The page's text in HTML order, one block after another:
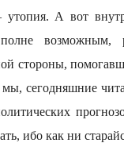
А вот
вполне
стороны,
сегодняшние
ибо как ни